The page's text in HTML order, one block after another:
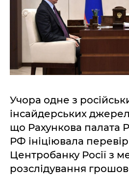
Учора одне з
інсайдерських
що Рахункова палата
РФ ініціювала
Центробанку Росії з
розслідування